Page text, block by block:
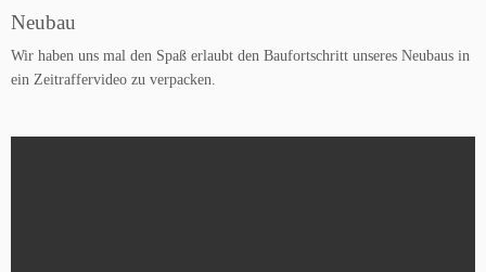
Neubau
Wir haben uns mal den Spaß erlaubt den Baufortschritt unseres Neubaus in
ein Zeitraffervideo zu verpacken.